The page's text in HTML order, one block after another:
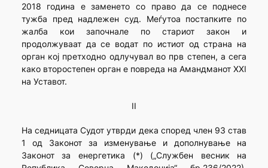
2018 година е заменето со право да се поднесе
тужба пред надлежен суд. Меѓутоа постапките по
жалба кои започнале по стариот закон и
продолжуваат да се водат по истиот од страна на
орган кој претходно одлучувал во прв степен, а сега
како второстепен орган е повреда на Амандманот XXI
на Уставот.
II
На седницата Судот утврди дека според член 93 став
1 од Законот за изменување и дополнување на
Законот за енергетика (*) („Службен весник на